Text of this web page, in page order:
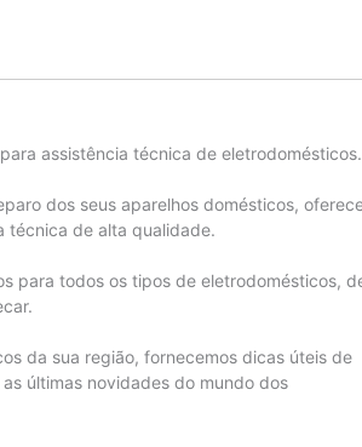
assistência técnica de eletrodomésticos.
dos seus aparelhos domésticos,
técnica de alta qualidade.
para todos os tipos de eletrodomésticos,
da sua região, fornecemos dicas úteis de
últimas novidades do mundo dos